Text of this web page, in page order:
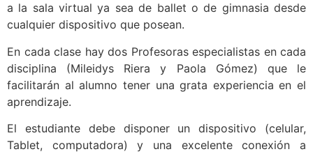
a la sala virtual ya sea de ballet o de gimnasia desde
cualquier dispositivo que posean.
En cada clase hay dos Profesoras especialistas en cada
disciplina (Mileidys Riera y Paola Gómez) que le
facilitarán al alumno tener una grata experiencia en el
aprendizaje.
El estudiante debe disponer un dispositivo (celular,
Tablet, computadora) y una excelente conexión a